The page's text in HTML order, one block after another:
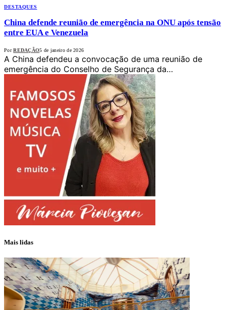
DESTAQUES
China defende reunião de emergência na ONU após tensão
entre EUA e Venezuela
Por REDAÇÃO5 de janeiro de 2026
A China defendeu a convocação de uma reunião de
emergência do Conselho de Segurança da…
Mais lidas